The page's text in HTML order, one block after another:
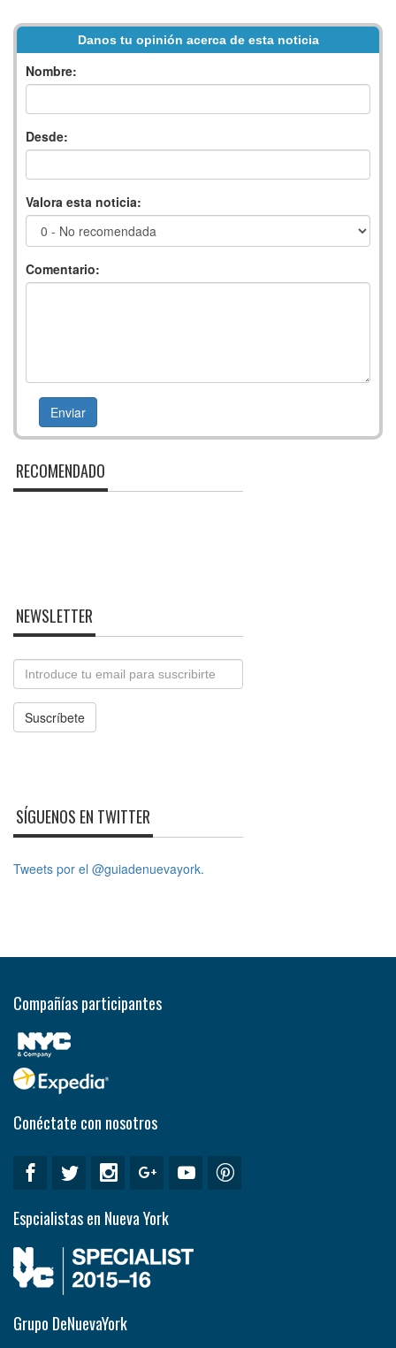
Danos tu opinión acerca de esta noticia
Nombre:
Desde:
Valora esta noticia:
Comentario:
RECOMENDADO
NEWSLETTER
Email
Suscríbete
SÍGUENOS EN TWITTER
Tweets por el @guiadenuevayork.
Compañías participantes
Conéctate con nosotros
Espcialistas en Nueva York
Grupo DeNuevaYork